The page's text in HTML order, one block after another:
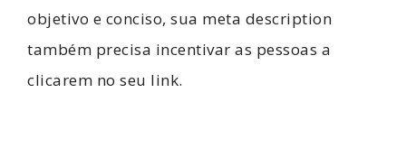
objetivo e conciso, sua meta description
também precisa incentivar as pessoas a
clicarem no seu link.